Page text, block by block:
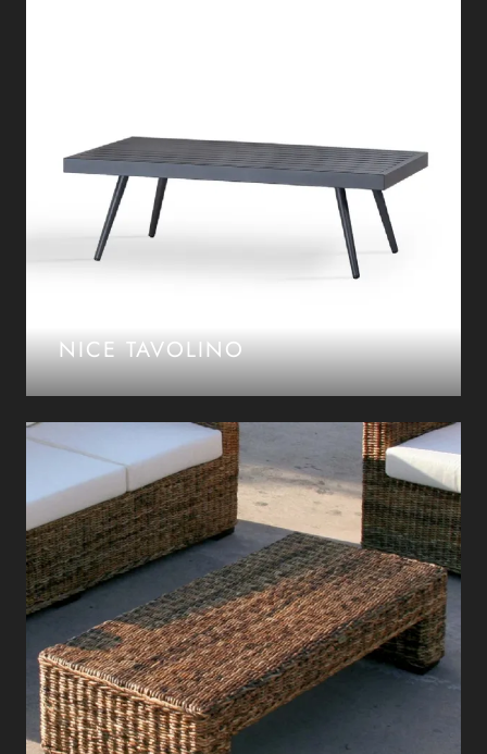
NICE TAVOLINO